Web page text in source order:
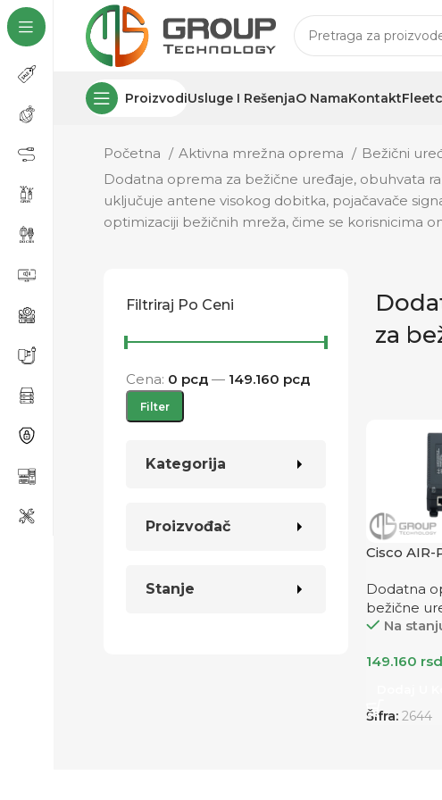
ProizvodiUsluge I RešenjaO NamaKontakt
Početna Aktivna mrežna oprema Bežični
Dodatna oprema za bežične uređaje, obuhvata
uključuje antene visokog dobitka, pojačavače
optimizaciji bežičnih mreža, čime se korisnicima
Filtriraj Po Ceni
Filter
Cena: 0 рсд — 149.160 рсд
Kategorija
Proizvođač
Stanje
za
Cisco AIR-
Dodatna
bežične
Na
149.160 rsd
Šifra:2644